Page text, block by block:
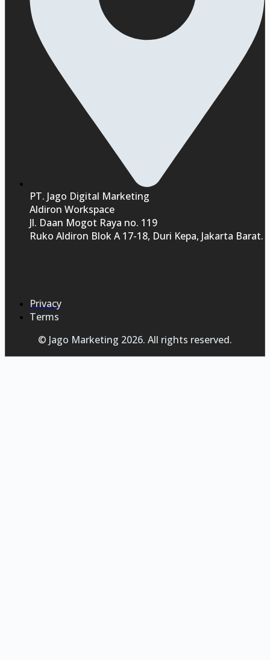
PT. Jago Digital Marketing
Aldiron Workspace
Jl. Daan Mogot Raya no. 119
Ruko Aldiron Blok A 17-18, Duri Kepa, Jakarta Barat.
Privacy
Terms
© Jago Marketing 2026. All rights reserved.